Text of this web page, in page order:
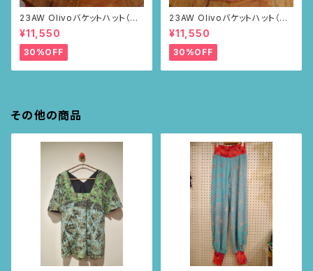
23AW Olivoバケットハット（ブ
ラウン・ポピー柄）
¥11,550
30%OFF
23AW Olivoバケットハット（ブ
ラウン・ポピー柄）
¥11,550
30%OFF
その他の商品